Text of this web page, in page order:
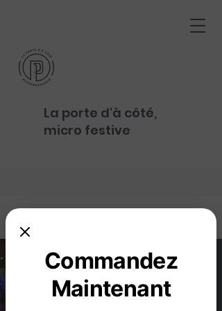
La porte d'à côté,
micro festive
Commandez
Maintenant